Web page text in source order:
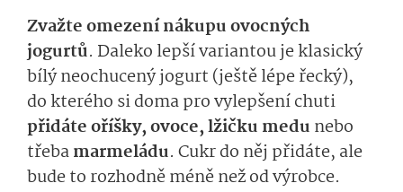
Zvažte omezení nákupu ovocných
jogurtů. Daleko lepší variantou je klasický
bílý neochucený jogurt (ještě lépe řecký),
do kterého si doma pro vylepšení chuti
přidáte oříšky, ovoce, lžičku medu nebo
třebamarmeládu. Cukr do něj přidáte, ale
bude to rozhodně méně než od výrobce.